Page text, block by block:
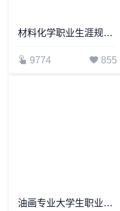
材料化学职业生涯规划书word模板
9774 855
油画专业大学生职业生涯规划书范文word模板